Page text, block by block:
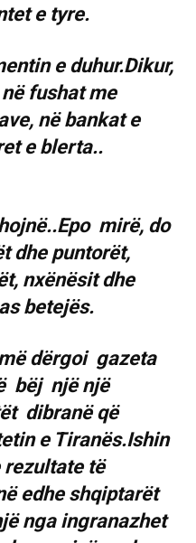
e tyre.
e duhur.Dikur,
fushat me
në bankat e
e blerta..
mirë, do
dhe puntorët,
nxënësit dhe
betejës.
dërgoi gazeta
bëj një një
dibranë që
e Tiranës.Ishin
rezultate të
edhe shqiptarët
nga ingranazhet